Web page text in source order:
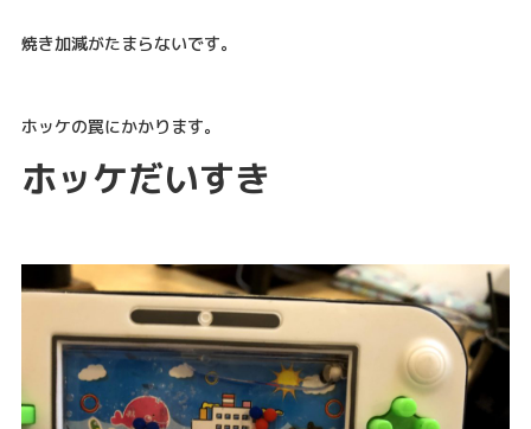
焼き加減がたまらないです。
ホッケの罠にかかります。
ホッケだいすき